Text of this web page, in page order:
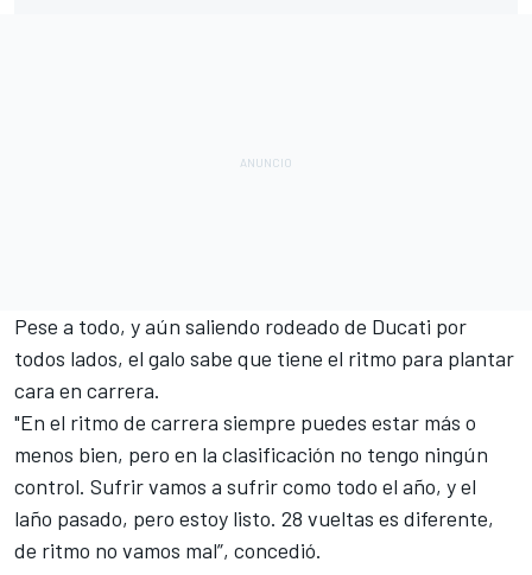
Pese a todo, y aún saliendo rodeado de Ducati por
todos lados, el galo sabe que tiene el ritmo para plantar
cara en carrera.
"En el ritmo de carrera siempre puedes estar más o
menos bien, pero en la clasificación no tengo ningún
control. Sufrir vamos a sufrir como todo el año, y el
laño pasado, pero estoy listo. 28 vueltas es diferente,
de ritmo no vamos mal”, concedió.